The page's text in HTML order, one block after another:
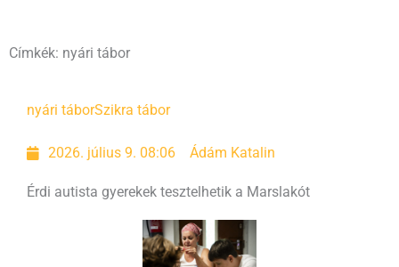
Címkék: nyári tábor
nyári táborSzikra tábor
2026. július 9. 08:06 Ádám Katalin
Érdi autista gyerekek tesztelhetik a Marslakót